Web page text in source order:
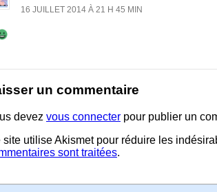
16 JUILLET 2014 À 21 H 45 MIN
un commentaire
devez vous connecter pour publier un
site utilise Akismet pour réduire les
sont traitées.